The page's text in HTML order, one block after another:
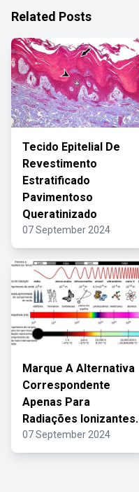
Related Posts
Tecido Epitelial De
Revestimento
Estratificado
Pavimentoso
Queratinizado
07 September 2024
Marque A Alternativa
Correspondente
Apenas Para
Radiações Ionizantes.
07 September 2024